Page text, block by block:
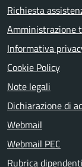
Richiesta
Amministrazione
Informativa
Cookie Policy
Note legali
Dichiarazione di
Webmail
Webmail PEC
Rubrica dipendenti